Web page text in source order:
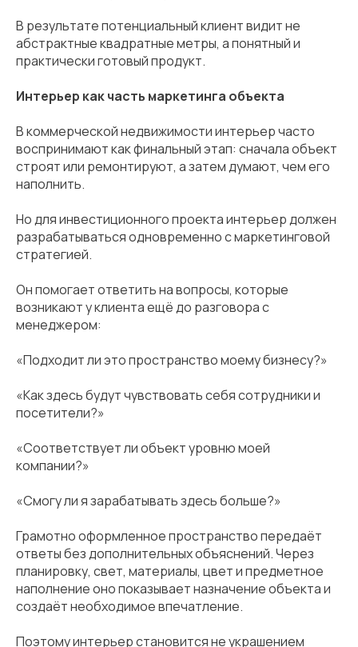
В результате потенциальный клиент видит не
абстрактные квадратные метры, а понятный и
практически готовый продукт.
Интерьер как часть маркетинга объекта
В коммерческой недвижимости интерьер часто
воспринимают как финальный этап: сначала объект
строят или ремонтируют, а затем думают, чем его
наполнить.
Но для инвестиционного проекта интерьер должен
разрабатываться одновременно с маркетинговой
стратегией.
Он помогает ответить на вопросы, которые
возникают у клиента ещё до разговора с
менеджером:
«Подходит ли это пространство моему бизнесу?»
«Как здесь будут чувствовать себя сотрудники и
посетители?»
«Соответствует ли объект уровню моей
компании?»
«Смогу ли я зарабатывать здесь больше?»
Грамотно оформленное пространство передаёт
ответы без дополнительных объяснений. Через
планировку, свет, материалы, цвет и предметное
наполнение оно показывает назначение объекта и
создаёт необходимое впечатление.
Поэтому интерьер становится не украшением